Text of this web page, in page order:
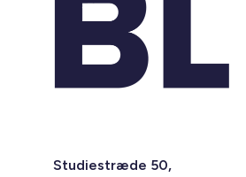
Studiestræde 50,